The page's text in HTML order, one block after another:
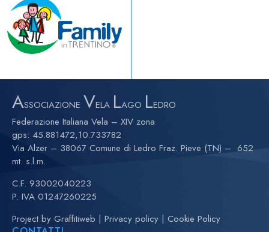
ASSOCIAZIONE VELA LAGO LEDRO
Federazione Italiana Vela – XIV zona
gps: 45.881472,10.733782
Via Alzer – 38067 Comune di Ledro Fraz. Pieve (TN) – 652
mt. s.l.m.
C.F. 93002040223
P. IVA 01247260225
Project by Graffitiweb | Privacy policy | Cookie Policy